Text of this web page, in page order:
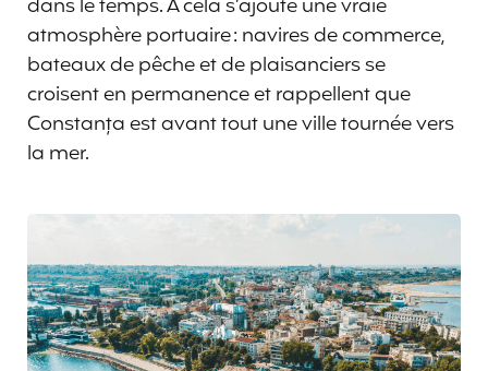
dans le temps. À cela s’ajoute une vraie
atmosphère portuaire : navires de commerce,
bateaux de pêche et de plaisanciers se
croisent en permanence et rappellent que
Constanța est avant tout une ville tournée vers
la mer.